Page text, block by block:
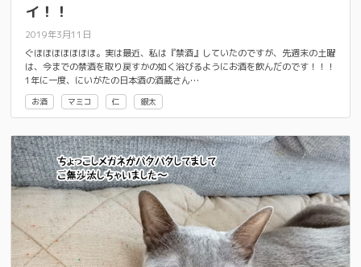
イ！！
2019年3月11日
ぐほほほほほほほ。実は最近、私は『禁酒』していたのですが、先週末の土曜
は、今までの禁酒を取り戻すかの如く浴びるようにお酒を飲んだのです！！！
1年に一度、にいがたの日本酒の酒蔵さん…
お酒 マミコ 仁 銀太